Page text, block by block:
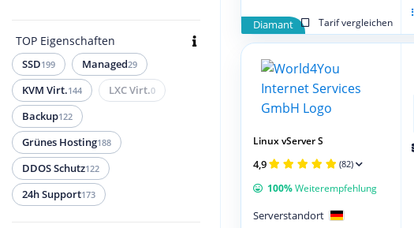
TOP Eigenschaften
SSD199 Managed29
KVM Virt.144 LXC Virt.0
Backup122
Grünes Hosting188
DDOS Schutz122
24h Support173
Diamant
Tarif vergleichen
Linux vServer S
4,9 (82)
100%Weiterempfehlung
Serverstandort